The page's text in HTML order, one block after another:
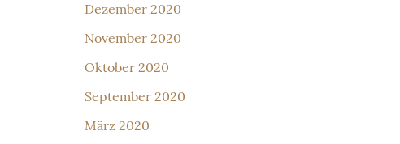
Dezember 2020
November 2020
Oktober 2020
September 2020
März 2020